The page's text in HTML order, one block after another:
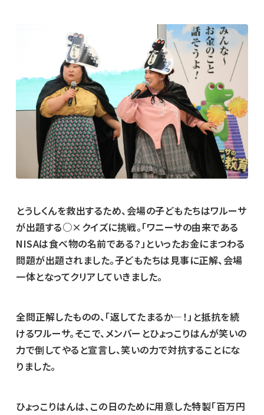
とうしくんを救出するため、会場の子どもたちはワルーサ
が出題する○×クイズに挑戦。「ワニーサの由来である
NISAは食べ物の名前である？」といったお金にまつわる
問題が出題されました。子どもたちは見事に正解、会場
一体となってクリアしていきました。
全問正解したものの、「返してたまるか―！」と抵抗を続
けるワルーサ。そこで、メンバーとひょっこりはんが笑いの
力で倒してやると宣言し、笑いの力で対抗することにな
りました。
ひょっこりはんは、この日のために用意した特製「百万円